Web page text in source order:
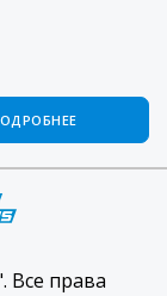
Все права